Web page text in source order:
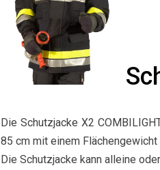
Die Schutzjacke X2
85 cm mit einem
Die Schutzjacke kann alleine